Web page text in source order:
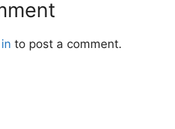
to post a comment.